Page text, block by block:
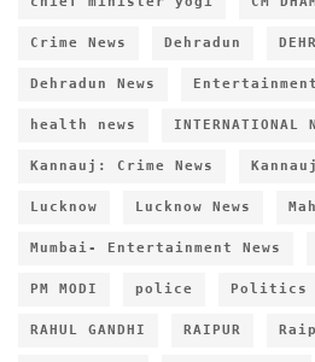
Crime News Dehradun
Dehradun News Entertainment
health news INTERNATIONAL
Kannauj: Crime News
Lucknow Lucknow News
Mumbai- Entertainment News
PM MODI police Politics
RAHUL GANDHI RAIPUR